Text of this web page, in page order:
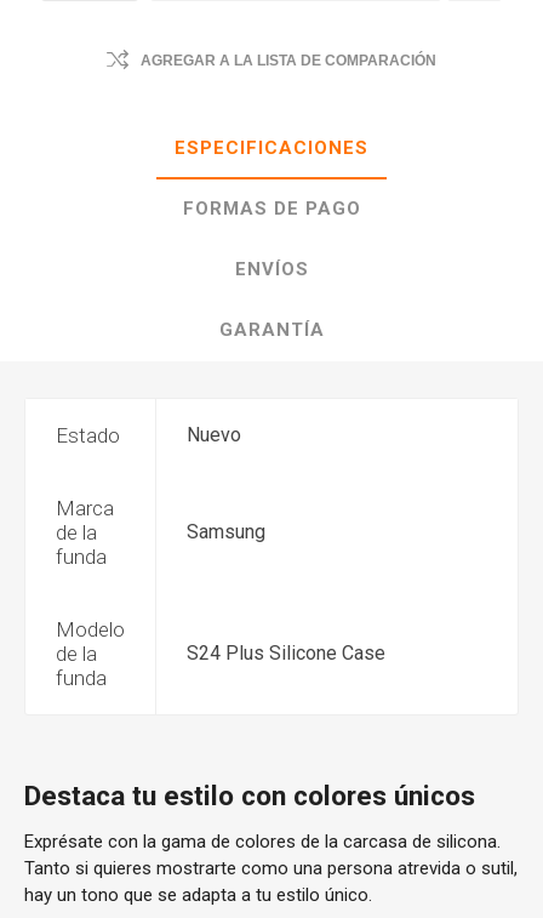
AGREGAR A LA LISTA DE COMPARACIÓN
ESPECIFICACIONES
FORMAS DE PAGO
ENVÍOS
GARANTÍA
Estado Nuevo
Marca
de la
funda
Samsung
Modelo
de la
funda
S24 Plus Silicone Case
Destaca tu estilo con colores únicos
Exprésate con la gama de colores de la carcasa de silicona.
Tanto si quieres mostrarte como una persona atrevida o sutil,
hay un tono que se adapta a tu estilo único.